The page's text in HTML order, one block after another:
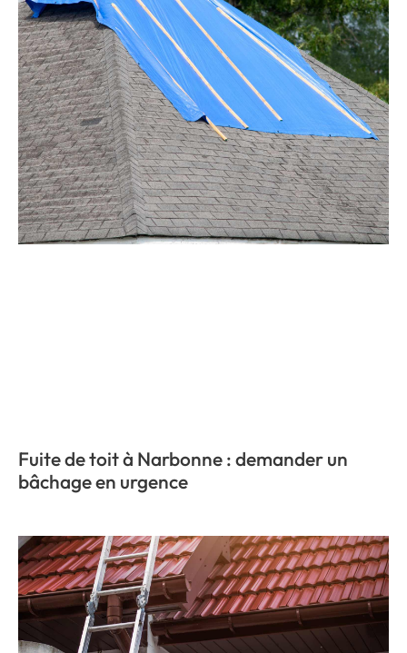
Fuite de toit à Narbonne : demander un
bâchage en urgence